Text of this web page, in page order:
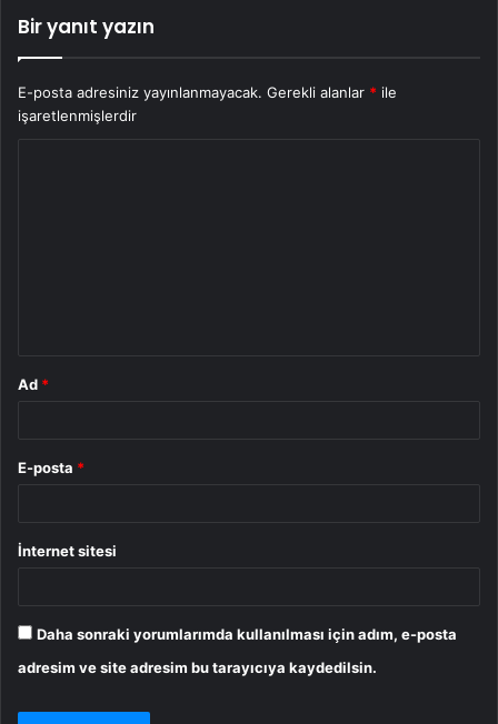
Bir yanıt yazın
E-posta adresiniz yayınlanmayacak. Gerekli alanlar * ile
işaretlenmişlerdir
Ad *
E-posta *
İnternet sitesi
Daha sonraki yorumlarımda kullanılması için adım, e-posta
adresim ve site adresim bu tarayıcıya kaydedilsin.